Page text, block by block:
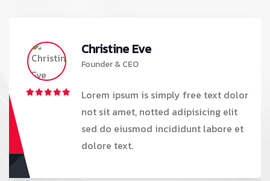
Christine Eve
Founder & CEO
Lorem ipsum is simply free text dolor
not sit amet, notted adipisicing elit
sed do eiusmod incididunt labore et
dolore text.